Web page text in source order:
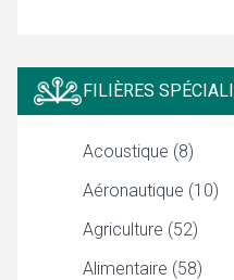
FILIÈRES
Acoustique (8)
Aéronautique (10)
Agriculture (52)
Alimentaire (58)